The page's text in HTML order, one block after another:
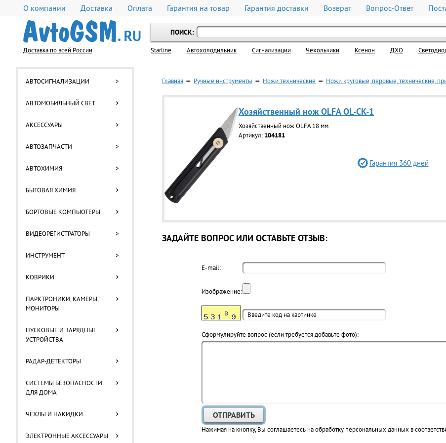
О компании Доставка Оплата Гарантия на товар Гарантия доставки Возврат Вопрос-Ответ
Доставка по всей России
ПОИСК:
Starline Автохолодильник Cигнализации Чехольчики Ксенон ДХО
АВТОСИГНАЛИЗАЦИИ >
АВТОМОБИЛЬНЫЙ СВЕТ >
АКСЕССУАРЫ >
АВТОЗАПЧАСТИ >
АВТОХИМИЯ >
БЫТОВАЯ ХИМИЯ >
БОРТОВЫЕ КОМПЬЮТЕРЫ >
ВИДЕОРЕГИСТРАТОРЫ >
ИНСТРУМЕНТ >
КОВРИКИ >
ПАРКТРОНИКИ, КАМЕРЫ,
МОНИТОРЫ
>
ПУСКОВЫЕ И ЗАРЯДНЫЕ
УСТРОЙСТВА
>
РАДАР-ДЕТЕКТОРЫ >
СИСТЕМЫ БЕЗОПАСНОСТИ
ДЛЯ ДОМА
>
ЧЕХЛЫ И НАКИДКИ >
ЭЛЕКТРОННЫЕ АКСЕССУАРЫ >
Главная — Ручные инструменты — Ножи технические — Ножи круговые, перовые, технические,
Хозяйственный нож OLFA OL-CK-1
Хозяйственный нож OLFA 18 мм
Артикул: 104181
Гарантия 360 дней
ЗАДАЙТЕ ВОПРОС ИЛИ ОСТАВЬТЕ ОТЗЫВ:
E-mail:
Изображение:
Cформулируйте вопрос (если требуется добавьте фото):
Нажимая на кнопку, Вы соглашаетесь на обработку персональных данных в